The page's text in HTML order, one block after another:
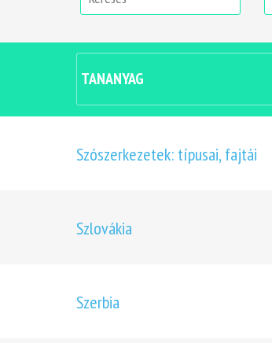
TANANYAG
Szószerkezetek: típusai, fajtái
Szlovákia
Szerbia